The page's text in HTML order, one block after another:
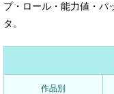
プ・ロール・能力値・パ
タ。
作品別